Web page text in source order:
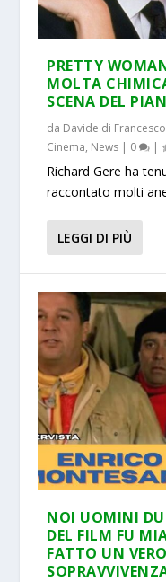
PRETTY
MOLTA
SCENA DEL
da Davide di Francesco
Cinema, News 0 |
Richard Gere ha
raccontato molti
LEGGI DI PIÙ
NOI UOMINI
DEL FILM FU
FATTO UN